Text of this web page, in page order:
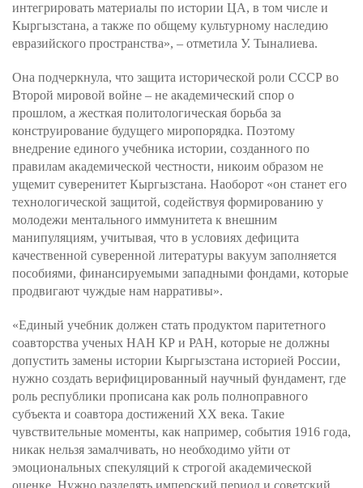
интегрировать материалы по истории ЦА, в том числе и
Кыргызстана, а также по общему культурному наследию
евразийского пространства», – отметила У. Тыналиева.
Она подчеркнула, что защита исторической роли СССР во
Второй мировой войне – не академический спор о
прошлом, а жесткая политологическая борьба за
конструирование будущего миропорядка. Поэтому
внедрение единого учебника истории, созданного по
правилам академической честности, никоим образом не
ущемит суверенитет Кыргызстана. Наоборот «он станет его
технологической защитой, содействуя формированию у
молодежи ментального иммунитета к внешним
манипуляциям, учитывая, что в условиях дефицита
качественной суверенной литературы вакуум заполняется
пособиями, финансируемыми западными фондами, которые
продвигают чуждые нам нарративы».
«Единый учебник должен стать продуктом паритетного
соавторства ученых НАН КР и РАН, которые не должны
допустить замены истории Кыргызстана историей России,
нужно создать верифицированный научный фундамент, где
роль республики прописана как роль полноправного
субъекта и соавтора достижений XX века. Такие
чувствительные моменты, как например, события 1916 года,
никак нельзя замалчивать, но необходимо уйти от
эмоциональных спекуляций к строгой академической
оценке. Нужно разделять имперский период и советский